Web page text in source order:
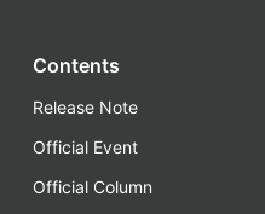
Contents
Release Note
Official Event
Official Column